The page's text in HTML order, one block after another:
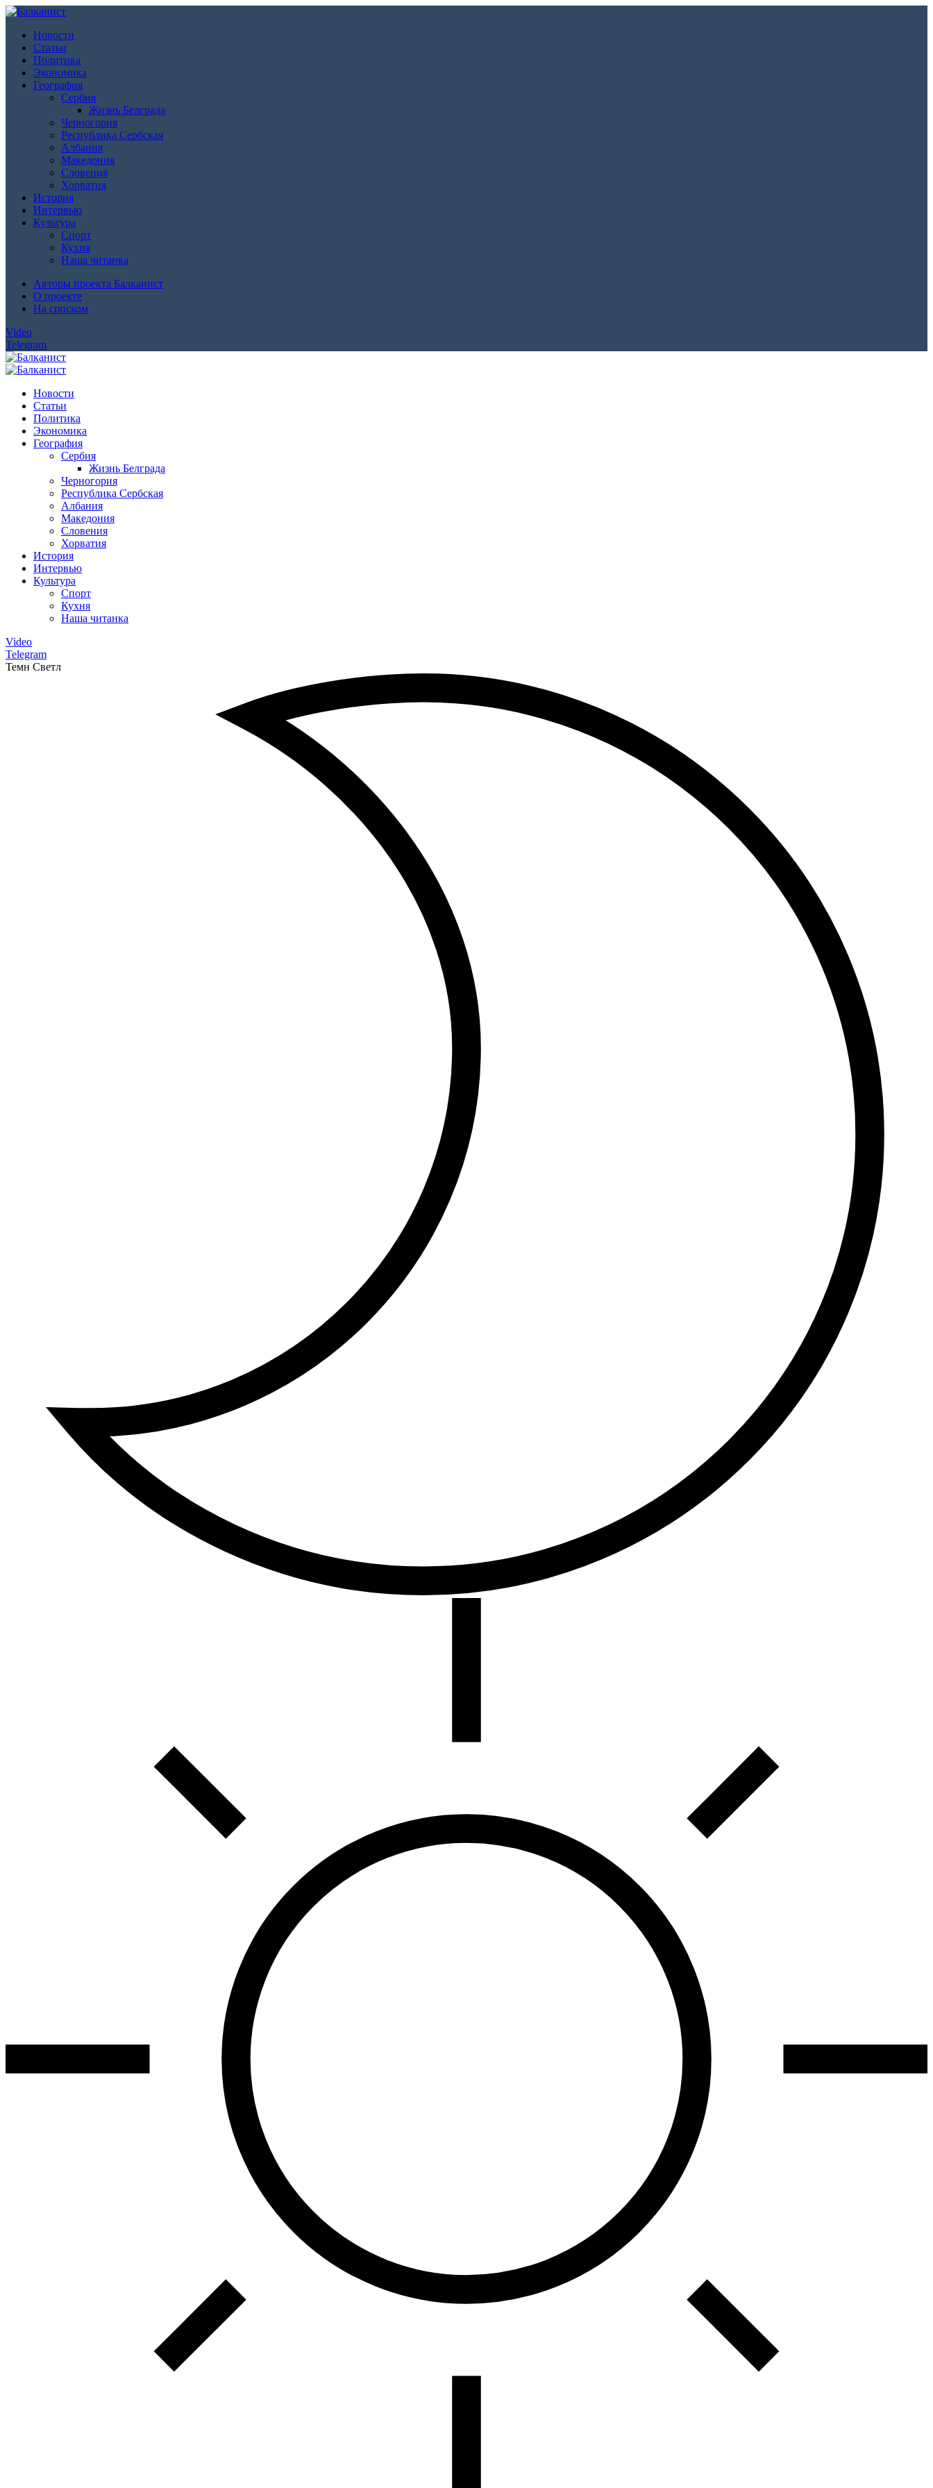
Новости
Статьи
Политика
Экономика
География
Сербия
Жизнь Белграда
Черногория
Республика Сербская
Албания
Македония
Словения
Хорватия
История
Интервью
Культура
Спорт
Кухня
Наша читанка
Авторы проекта Балканист
О проекте
На српском
Video
Telegram
Новости
Статьи
Политика
Экономика
География
Сербия
Жизнь Белграда
Черногория
Республика Сербская
Албания
Македония
Словения
Хорватия
История
Интервью
Культура
Спорт
Кухня
Наша читанка
Video
Telegram
Темн Светл